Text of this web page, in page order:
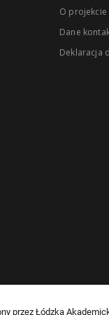
O projekcie
Dane
Deklaracja
przez Łódzką